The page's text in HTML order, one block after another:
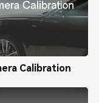
Calibration